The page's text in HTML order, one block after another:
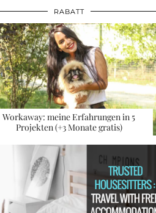
RABATT
Workaway: meine Erfahrungen in 5
Projekten (+3 Monate gratis)